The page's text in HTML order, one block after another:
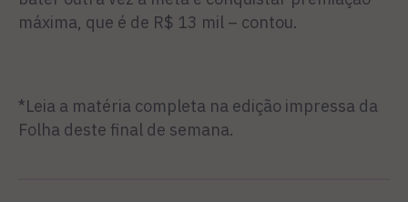
máxima, que é de R$ 13 mil – contou.
*Leia a matéria completa na edição impressa da
Folha deste final de semana.